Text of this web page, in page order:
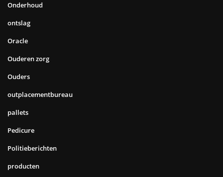
Onderhoud
ontslag
Oracle
Ouderen zorg
Ouders
outplacementbureau
pallets
Pedicure
Politieberichten
producten